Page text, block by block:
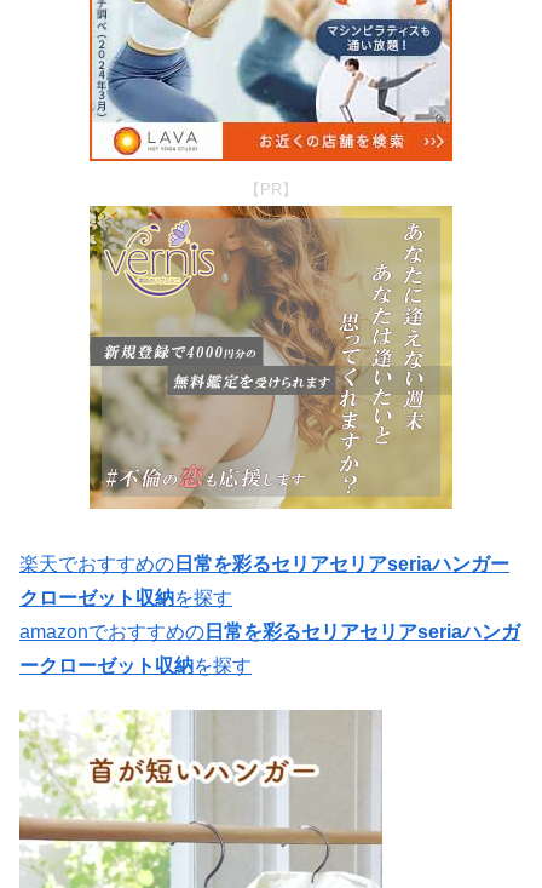
【PR】
楽天でおすすめの 日常を彩るセリアセリアseriaハンガー
クローゼット収納を探す
amazonでおすすめの 日常を彩るセリアセリアseriaハンガ
ークローゼット収納を探す